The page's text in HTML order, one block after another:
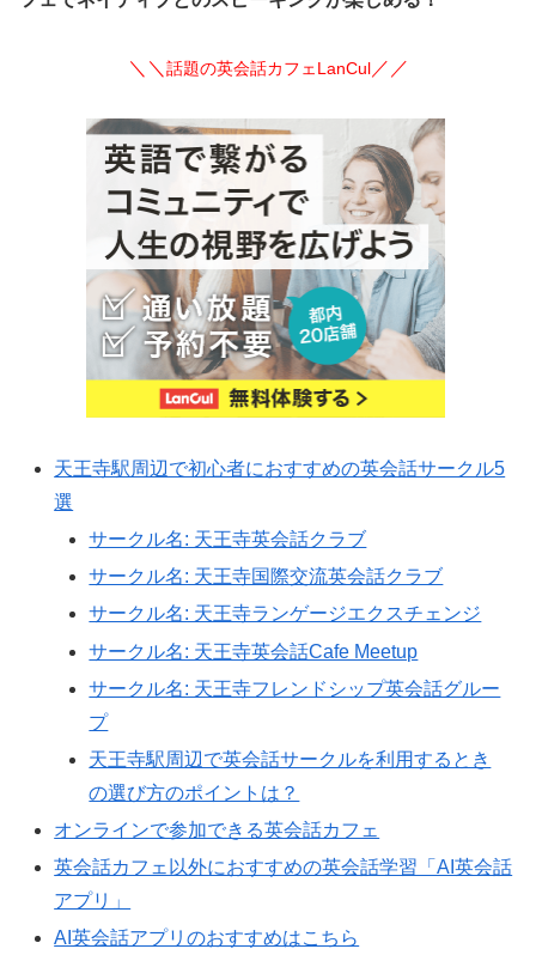
＼＼ 話題の英会話カフェLanCul／／
天王寺駅周辺で初心者におすすめの英会話サークル5
選
サークル名: 天王寺英会話クラブ
サークル名: 天王寺国際交流英会話クラブ
サークル名: 天王寺ランゲージエクスチェンジ
サークル名: 天王寺英会話Cafe Meetup
サークル名: 天王寺フレンドシップ英会話グルー
プ
天王寺駅周辺で英会話サークルを利用するとき
の選び方のポイントは？
オンラインで参加できる英会話カフェ
英会話カフェ以外におすすめの英会話学習「AI英会話
アプリ」
AI英会話アプリのおすすめはこちら